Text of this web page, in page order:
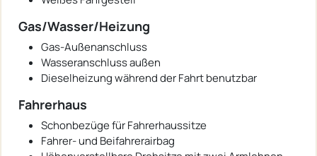
Gas/Wasser/Heizung
Gas-Außenanschluss
Wasseranschluss außen
Dieselheizung während der Fahrt benutzbar
Fahrerhaus
Schonbezüge für Fahrerhaussitze
Fahrer- und Beifahrerairbag